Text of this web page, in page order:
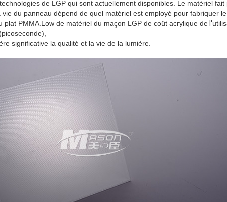
de LGP qui sont actuellement disponibles. Le matériel
du panneau dépend de quel matériel est employé pour fabriquer le
plat PMMA.Low de matériel du maçon LGP de coût acrylique de l'
significative la qualité et la vie de la lumière.